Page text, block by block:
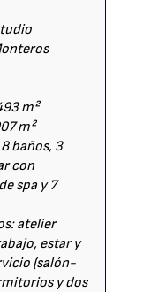
m²
m²
baños, 3
con
spa y 7
atelier
estar y
(salón-
y dos